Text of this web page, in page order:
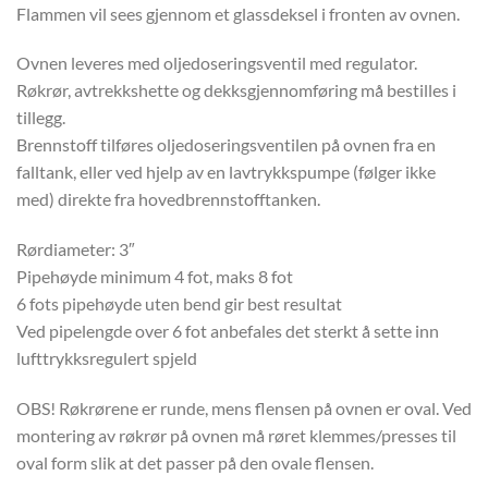
Flammen vil sees gjennom et glassdeksel i fronten av ovnen.
Ovnen leveres med oljedoseringsventil med regulator.
Røkrør, avtrekkshette og dekksgjennomføring må bestilles i
tillegg.
Brennstoff tilføres oljedoseringsventilen på ovnen fra en
falltank, eller ved hjelp av en lavtrykkspumpe (følger ikke
med) direkte fra hovedbrennstofftanken.
Rørdiameter: 3″
Pipehøyde minimum 4 fot, maks 8 fot
6 fots pipehøyde uten bend gir best resultat
Ved pipelengde over 6 fot anbefales det sterkt å sette inn
lufttrykksregulert spjeld
OBS! Røkrørene er runde, mens flensen på ovnen er oval. Ved
montering av røkrør på ovnen må røret klemmes/presses til
oval form slik at det passer på den ovale flensen.